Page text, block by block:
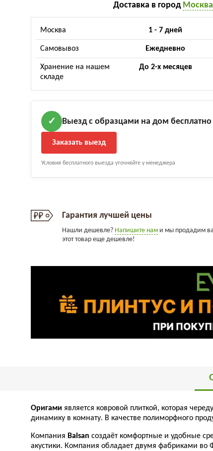
Доставка в город Москва
Москва 1 - 7 дней
Самовывоз Ежедневно
Хранение на нашем
складе
До 2-х месяцев
✓ Выезд с образцами на дом бесплатно
Заказать выезд
Условия бесплатного выезда уточняйте у менеджера
Гарантия лучшей цены
Нашли дешевле? Напишите нам и мы продадим
этот товар еще дешевле!
Оригами является ковровой плиткой, которая
динамику в комнату. В качестве полиморфного
Компания Balsan создаёт комфортные и удобные
акустики. Компания обладает двумя фабриками во